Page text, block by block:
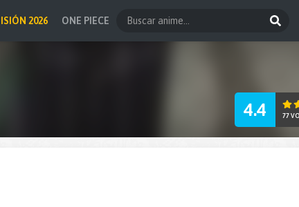
2026 ONE PIECE
4.4 77